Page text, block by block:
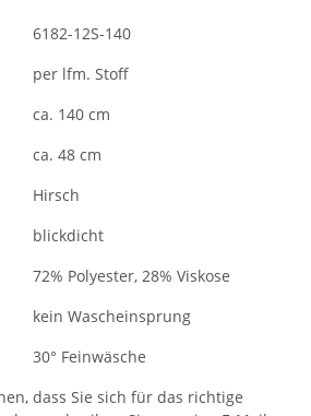
6182-12S-140
per lfm. Stoff
ca. 140 cm
ca. 48 cm
Hirsch
blickdicht
72% Polyester, 28% Viskose
kein Wascheinsprung
30° Feinwäsche
dass Sie sich für das richtige